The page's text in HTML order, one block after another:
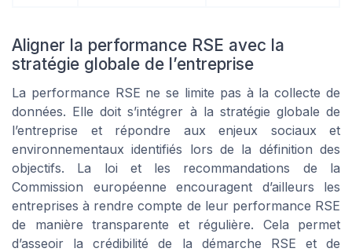
Aligner la performance RSE avec la
stratégie globale de l’entreprise
La performance RSE ne se limite pas à la collecte de
données. Elle doit s’intégrer à la stratégie globale de
l’entreprise et répondre aux enjeux sociaux et
environnementaux identifiés lors de la définition des
objectifs. La loi et les recommandations de la
Commission européenne encouragent d’ailleurs les
entreprises à rendre compte de leur performance RSE
de manière transparente et régulière. Cela permet
d’asseoir la crédibilité de la démarche RSE et de
*En remplissant ce formulaire, j’accepte d’être
contacté(e) à des fins commerciales par RSE Market et
ses partenaires.